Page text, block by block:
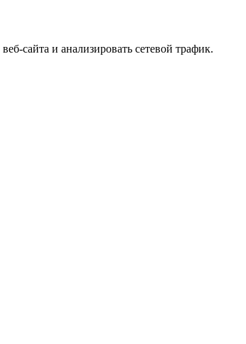
сайта и анализировать сетевой трафик.